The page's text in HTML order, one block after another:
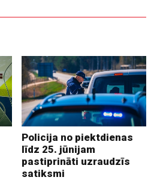
Policija no piektdienas
līdz 25. jūnijam
pastiprināti uzraudzīs
satiksmi